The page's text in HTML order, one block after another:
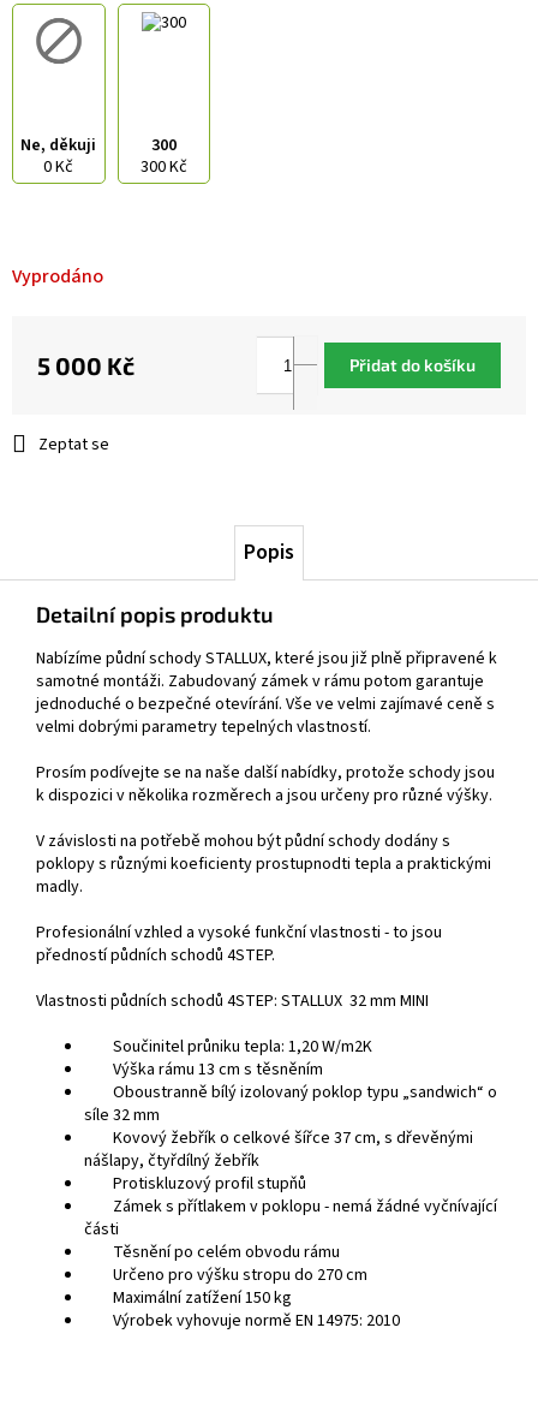
Ne, děkuji
0 Kč
300
300 Kč
Zeptat se
Vyprodáno
5 000 Kč Přidat do košíku
Popis
Detailní popis produktu
Nabízíme půdní schody STALLUX, které jsou již plně připravené k
samotné montáži. Zabudovaný zámek v rámu potom garantuje
jednoduché o bezpečné otevírání. Vše ve velmi zajímavé ceně s
velmi dobrými parametry tepelných vlastností.
Prosím podívejte se na naše další nabídky, protože schody jsou
k dispozici v několika rozměrech a jsou určeny pro různé výšky.
V závislosti na potřebě mohou být půdní schody dodány s
poklopy s různými koeficienty prostupnodti tepla a praktickými
madly.
Profesionální vzhled a vysoké funkční vlastnosti - to jsou
předností půdních schodů 4STEP.
Vlastnosti půdních schodů 4STEP: STALLUX 32 mm MINI
Součinitel průniku tepla: 1,20 W/m2K
Výška rámu 13 cm s těsněním
Oboustranně bílý izolovaný poklop typu „sandwich“ o
síle 32 mm
Kovový žebřík o celkové šířce 37 cm, s dřevěnými
nášlapy, čtyřdílný žebřík
Protiskluzový profil stupňů
Zámek s přítlakem v poklopu - nemá žádné vyčnívající
části
Těsnění po celém obvodu rámu
Určeno pro výšku stropu do 270 cm
Maximální zatížení 150 kg
Výrobek vyhovuje normě EN 14975: 2010